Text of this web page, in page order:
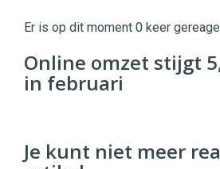
|
Digital
Commerce https://
96 54
Er is op dit moment 0 keer
Online omzet stijgt
in februari
Je kunt niet meer